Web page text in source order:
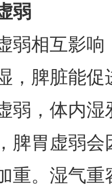
弱
弱相互影响
，脾脏能促
弱，体内湿
脾胃虚弱会
重。湿气重